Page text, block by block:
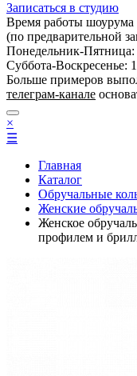
Записаться в студию
Время работы шоурума
(по предварительной
Понедельник-Пятница:
Суббота-Bоcкресенье:
Больше примеров
телеграм-канале
×
☰
Главная
Каталог
Обручальные
Женские
Женское
профилем и